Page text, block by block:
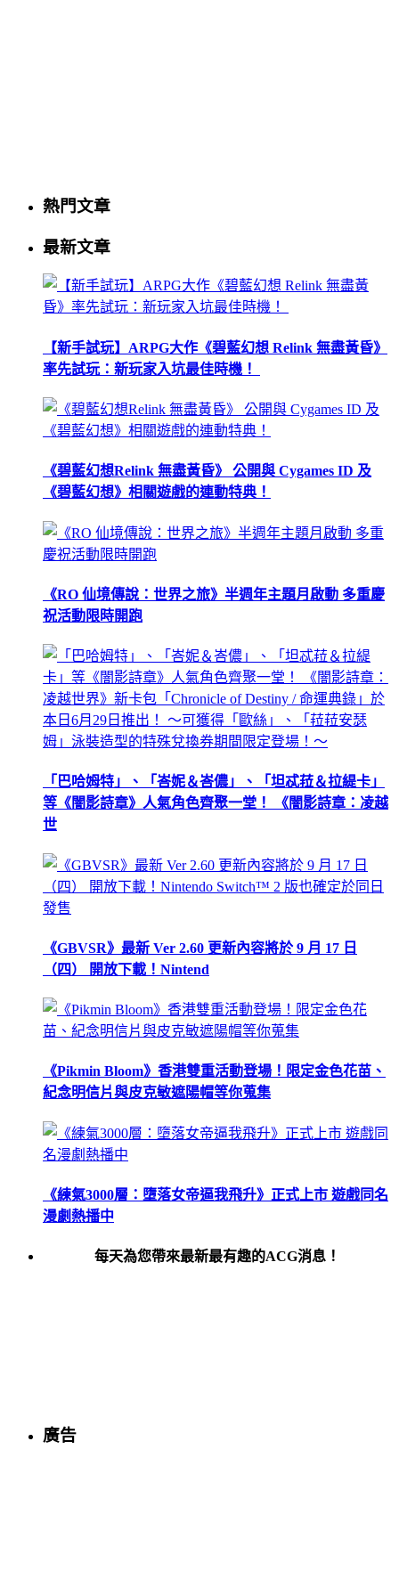
熱門文章
最新文章
【新手試玩】ARPG大作《碧藍幻想 Relink 無盡黃昏》
率先試玩：新玩家入坑最佳時機！
《碧藍幻想Relink 無盡黃昏》 公開與 Cygames ID 及
《碧藍幻想》相關遊戲的連動特典！
《RO 仙境傳說：世界之旅》半週年主題月啟動 多重慶
祝活動限時開跑
「巴哈姆特」、「峇妮＆峇儂」、「坦忒菈＆拉緹卡」
等《闇影詩章》人氣角色齊聚一堂！ 《闇影詩章：凌越
世
《GBVSR》最新 Ver 2.60 更新內容將於 9 月 17 日
（四） 開放下載！Nintend
《Pikmin Bloom》香港雙重活動登場！限定金色花苗、
紀念明信片與皮克敏遮陽帽等你蒐集
《練氣3000層：墮落女帝逼我飛升》正式上市 遊戲同名
漫劇熱播中
每天為您帶來最新最有趣的ACG消息！
廣告